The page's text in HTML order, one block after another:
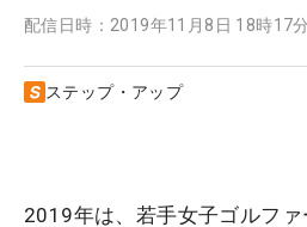
配信日時： 2019年11月8日 18時17分
ステップ・アップ
2019年は、若手女子ゴルフ